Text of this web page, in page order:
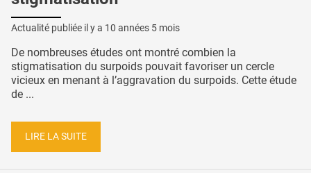
Actualité publiée il y a 10 années 5 mois
De nombreuses études ont montré combien la
stigmatisation du surpoids pouvait favoriser un cercle
vicieux en menant à l’aggravation du surpoids. Cette étude
de ...
LIRE LA SUITE